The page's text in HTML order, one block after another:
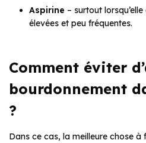
Aspirine – surtout
élevées et peu fréquentes.
Comment éviter
bourdonnement
?
Dans ce cas, la meilleure chose à